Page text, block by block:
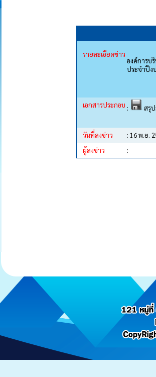
รายละเอียดข่าว
องค์การบ
ประจำปีง
เอกสารประกอบ : สรุ
วันที่ลงข่าว
: 16 พ.ย.
ผู้ลงข่าว
: